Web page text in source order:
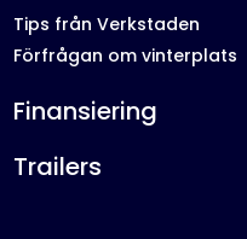
Tips från Verkstaden
Förfrågan om vinterplats
Finansiering
Trailers